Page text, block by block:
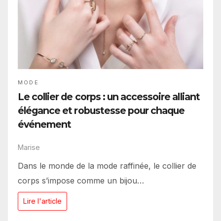
MODE
Le collier de corps : un accessoire alliant
élégance et robustesse pour chaque
événement
Marise
Dans le monde de la mode raffinée, le collier de
corps s’impose comme un bijou…
Lire l'article